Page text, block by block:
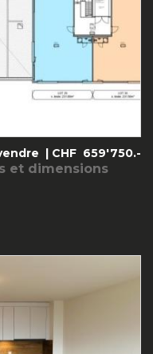
| CHF 659'750.-
et dimensions